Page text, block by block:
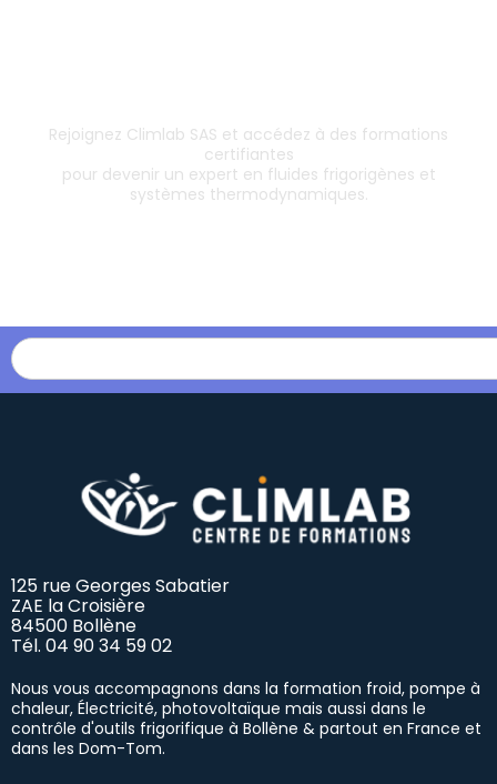
Rejoignez Climlab SAS et accédez à des formations
certifiantes
pour devenir un expert en fluides frigorigènes et
systèmes thermodynamiques.
125 rue Georges Sabatier
ZAE la Croisière
84500 Bollène
Tél. 04 90 34 59 02
Nous vous accompagnons dans la formation froid, pompe à
chaleur, Électricité, photovoltaïque mais aussi dans le
contrôle d'outils frigorifique à Bollène & partout en France et
dans les Dom-Tom.